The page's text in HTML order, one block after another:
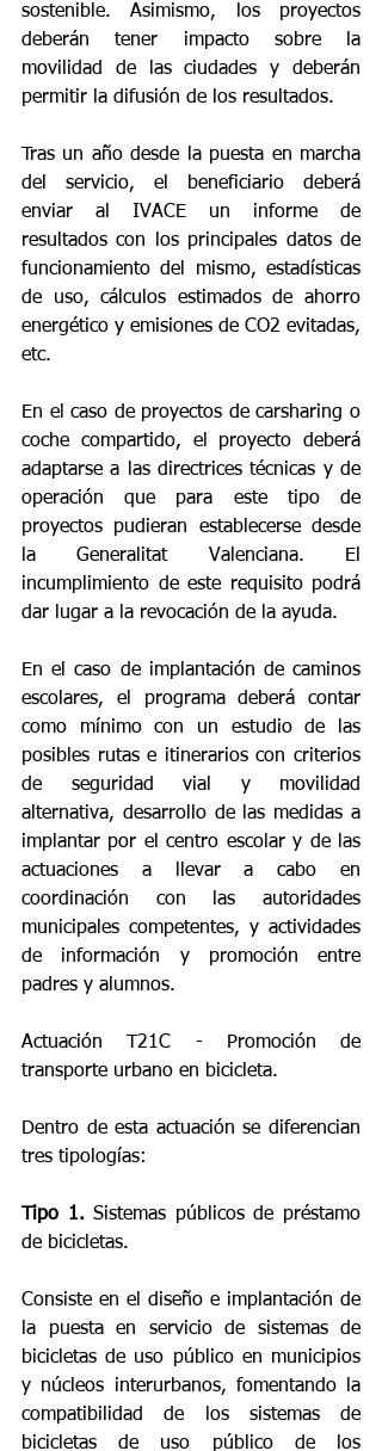
sostenible. Asimismo, los proyectos
deberán tener impacto sobre la
movilidad de las ciudades y deberán
permitir la difusión de los resultados.
Tras un año desde la puesta en marcha
del servicio, el beneficiario deberá
enviar al IVACE un informe de
resultados con los principales datos de
funcionamiento del mismo, estadísticas
de uso, cálculos estimados de ahorro
energético y emisiones de CO2 evitadas,
etc.
En el caso de proyectos de carsharing o
coche compartido, el proyecto deberá
adaptarse a las directrices técnicas y de
operación que para este tipo de
proyectos pudieran establecerse desde
la Generalitat Valenciana. El
incumplimiento de este requisito podrá
dar lugar a la revocación de la ayuda.
En el caso de implantación de caminos
escolares, el programa deberá contar
como mínimo con un estudio de las
posibles rutas e itinerarios con criterios
de seguridad vial y movilidad
alternativa, desarrollo de las medidas a
implantar por el centro escolar y de las
actuaciones a llevar a cabo en
coordinación con las autoridades
municipales competentes, y actividades
de información y promoción entre
padres y alumnos.
Actuación T21C - Promoción de
transporte urbano en bicicleta.
Dentro de esta actuación se diferencian
tres tipologías:
Tipo 1. Sistemas públicos de préstamo
de bicicletas.
Consiste en el diseño e implantación de
la puesta en servicio de sistemas de
bicicletas de uso público en municipios
y núcleos interurbanos, fomentando la
compatibilidad de los sistemas de
bicicletas de uso público de los